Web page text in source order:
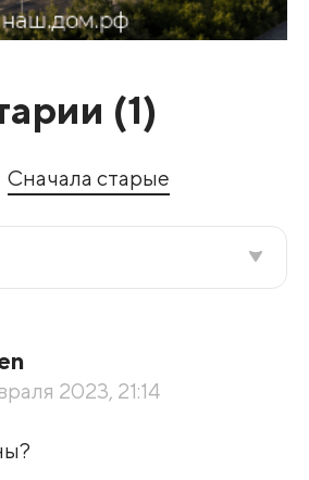
(1)
Сначала старые
все
2023, 21:14